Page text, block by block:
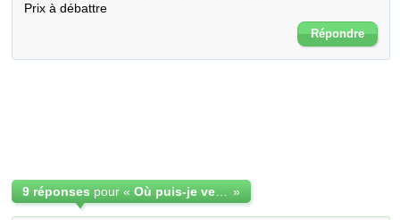
Prix à débattre
Répondre
9 réponses pour « »